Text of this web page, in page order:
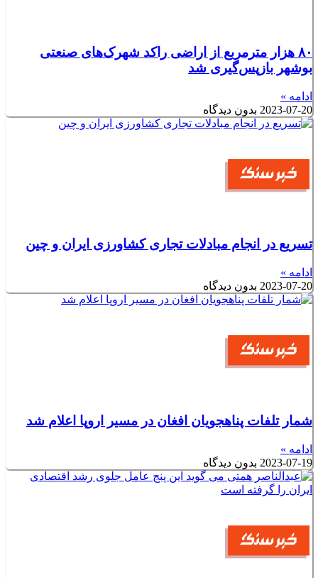
۸۰ هزار مترمربع از اراضی راکد شهرک‌های صنعتی
بوشهر بازپس‌گیری شد
ادامه »
2023-07-20 بدون دیدگاه
تسریع در انجام مبادلات تجاری کشاورزی ایران و چین
ادامه »
2023-07-20 بدون دیدگاه
شمار تلفات پناهجویان افغان در مسیر اروپا اعلام شد
ادامه »
2023-07-19 بدون دیدگاه